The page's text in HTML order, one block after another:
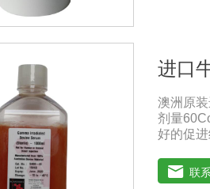
氢钠的
高糖
细胞。
进口
澳洲原
剂量
好的促
人民共
保存：-
联